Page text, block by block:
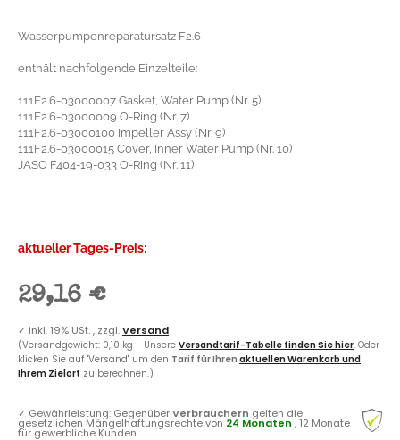
Wasserpumpenreparatursatz F2.6
enthält nachfolgende Einzelteile:
111F2.6-03000007 Gasket, Water Pump (Nr. 5)
111F2.6-03000009 O-Ring (Nr. 7)
111F2.6-03000100 Impeller Assy (Nr. 9)
111F2.6-03000015 Cover, Inner Water Pump (Nr. 10)
JASO F404-19-033 O-Ring (Nr. 11)
aktueller Tages-Preis:
29,16 €
✓ inkl. 19% USt. , zzgl.Versand
(Versandgewicht: 0,10 kg - Unsere Versandtarif-Tabelle finden Sie hier. Oder
klicken Sie auf "Versand" um den Tarif für Ihren aktuellen Warenkorb und
Ihrem Zielort zu berechnen.)
✓ Gewährleistung: GegenüberVerbrauchern gelten die
gesetzlichen Mängelhaftungsrechte von 24 Monaten , 12 Monate
für gewerbliche Kunden.